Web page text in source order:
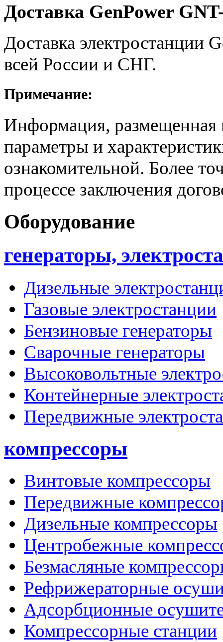
Доставка GenPower
Доставка электростанции
всей России и СНГ.
Примечание:
Информация, размещенная
параметры и
ознакомительной. Более
процессе заключения
Оборудование
генераторы,
Дизельные
Газовые электростанции
Бензиновые генераторы
Сварочные генераторы
Высоковольтные
Контейнерные
Передвижные
компрессоры
Винтовые компрессоры
Передвижные
Дизельные компрессоры
Центробежные
Безмасляные
Рефрижераторные
Адсорбционные
Компрессорные станции